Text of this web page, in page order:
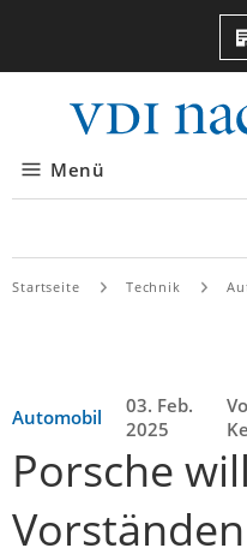
Menü
Startseite Technik
Automobil
03. Feb.
2025
Porsche